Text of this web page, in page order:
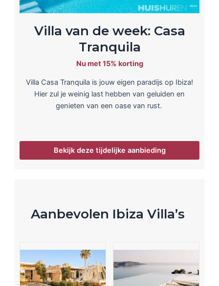
Villa van de week: Casa
Tranquila
Nu met 15% korting
Villa Casa Tranquila is jouw eigen paradijs op Ibiza!
Hier zul je weinig last hebben van geluiden en
genieten van een oase van rust.
Bekijk deze tijdelijke aanbieding
Aanbevolen Ibiza Villa’s